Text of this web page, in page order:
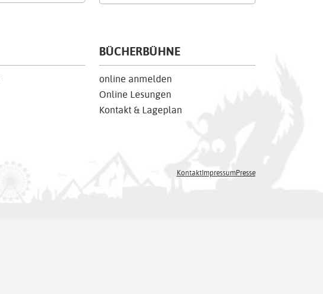
BÜCHERBÜHNE
online anmelden
Online Lesungen
Kontakt & Lageplan
KontaktImpressumPresse